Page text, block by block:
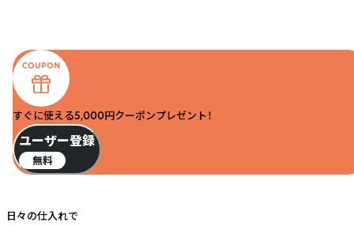
すぐに使える5,000円クーポンプレゼント！
ユーザー登録
無料
日々の仕入れで